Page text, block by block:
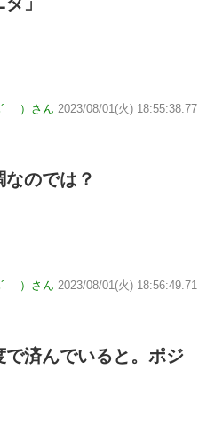
´ ）さん 2023/08/01(火) 18:55:38.77
のでは？
´ ）さん 2023/08/01(火) 18:56:49.71
済んでいると。ポジ